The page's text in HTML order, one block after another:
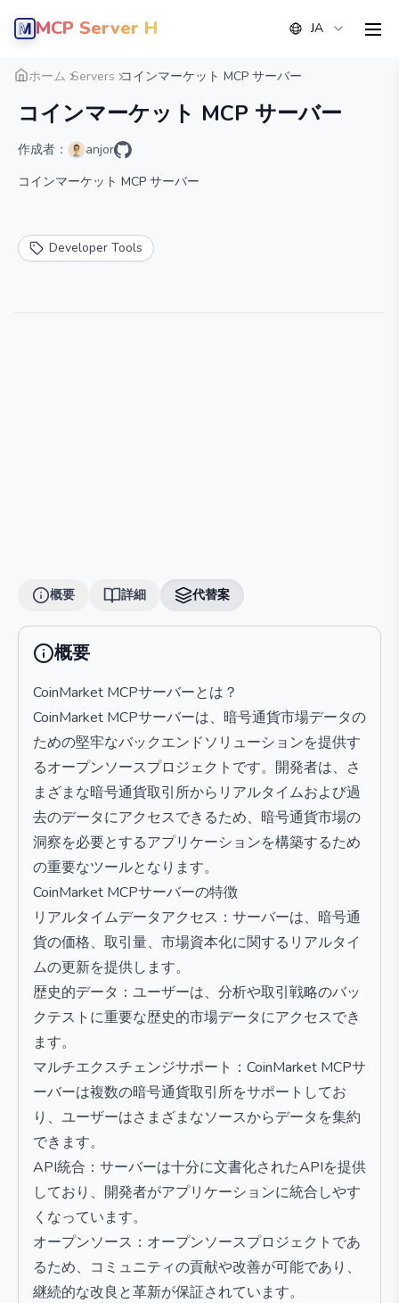
MCP Server Hub JA
ホーム Servers コインマーケット MCP サーバー
コインマーケット MCP サーバー
作成者：
anjor
コインマーケット MCP サーバー
Developer Tools
概要 詳細 代替案
概要 詳細 代替案
概要
CoinMarket MCPサーバーとは？
CoinMarket MCPサーバーは、暗号通貨市場データの
ための堅牢なバックエンドソリューションを提供す
るオープンソースプロジェクトです。開発者は、さ
まざまな暗号通貨取引所からリアルタイムおよび過
去のデータにアクセスできるため、暗号通貨市場の
洞察を必要とするアプリケーションを構築するため
の重要なツールとなります。
CoinMarket MCPサーバーの特徴
リアルタイムデータアクセス：サーバーは、暗号通
貨の価格、取引量、市場資本化に関するリアルタイ
ムの更新を提供します。
歴史的データ：ユーザーは、分析や取引戦略のバッ
クテストに重要な歴史的市場データにアクセスでき
ます。
マルチエクスチェンジサポート：CoinMarket MCPサ
ーバーは複数の暗号通貨取引所をサポートしてお
り、ユーザーはさまざまなソースからデータを集約
できます。
API統合：サーバーは十分に文書化されたAPIを提供
しており、開発者がアプリケーションに統合しやす
くなっています。
オープンソース：オープンソースプロジェクトであ
るため、コミュニティの貢献や改善が可能であり、
継続的な改良と革新が保証されています。